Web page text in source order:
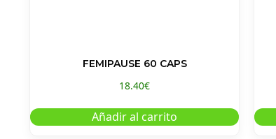
FEMIPAUSE 60 CAPS
18.40€
Añadir al carrito